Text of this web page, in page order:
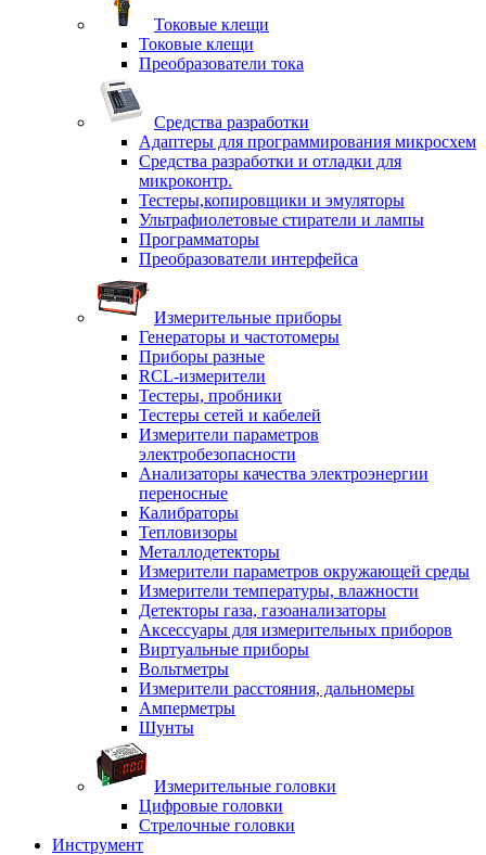
Токовые клещи
Токовые клещи
Преобразователи тока
Средства разработки
Адаптеры для программирования микросхем
Средства разработки и отладки для
микроконтр.
Тестеры,копировщики и эмуляторы
Ультрафиолетовые стиратели и лампы
Программаторы
Преобразователи интерфейса
Измерительные приборы
Генераторы и частотомеры
Приборы разные
RCL-измерители
Тестеры, пробники
Тестеры сетей и кабелей
Измерители параметров
электробезопасности
Анализаторы качества электроэнергии
переносные
Калибраторы
Тепловизоры
Металлодетекторы
Измерители параметров окружающей среды
Измерители температуры, влажности
Детекторы газа, газоанализаторы
Аксессуары для измерительных приборов
Виртуальные приборы
Вольтметры
Измерители расстояния, дальномеры
Амперметры
Шунты
Измерительные головки
Цифровые головки
Стрелочные головки
Инструмент